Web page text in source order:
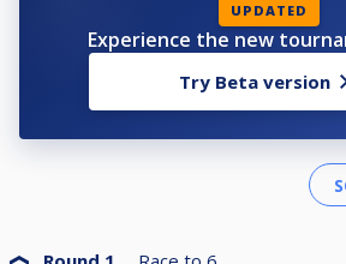
UPDATED
Experience the new
Try Beta version